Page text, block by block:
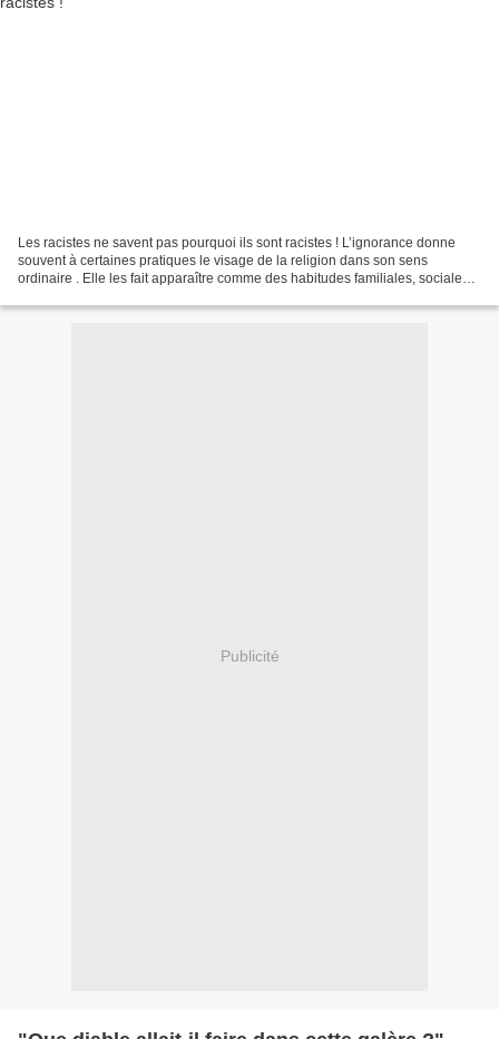
Les racistes ne savent pas pourquoi ils sont racistes ! L’ignorance donne
souvent à certaines pratiques le visage de la religion dans son sens
ordinaire . Elle les fait apparaître comme des habitudes familiales, sociales
Publicité